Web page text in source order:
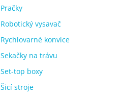
Pračky
Robotický vysavač
Rychlovarné konvice
Sekačky na trávu
Set-top boxy
Šicí stroje